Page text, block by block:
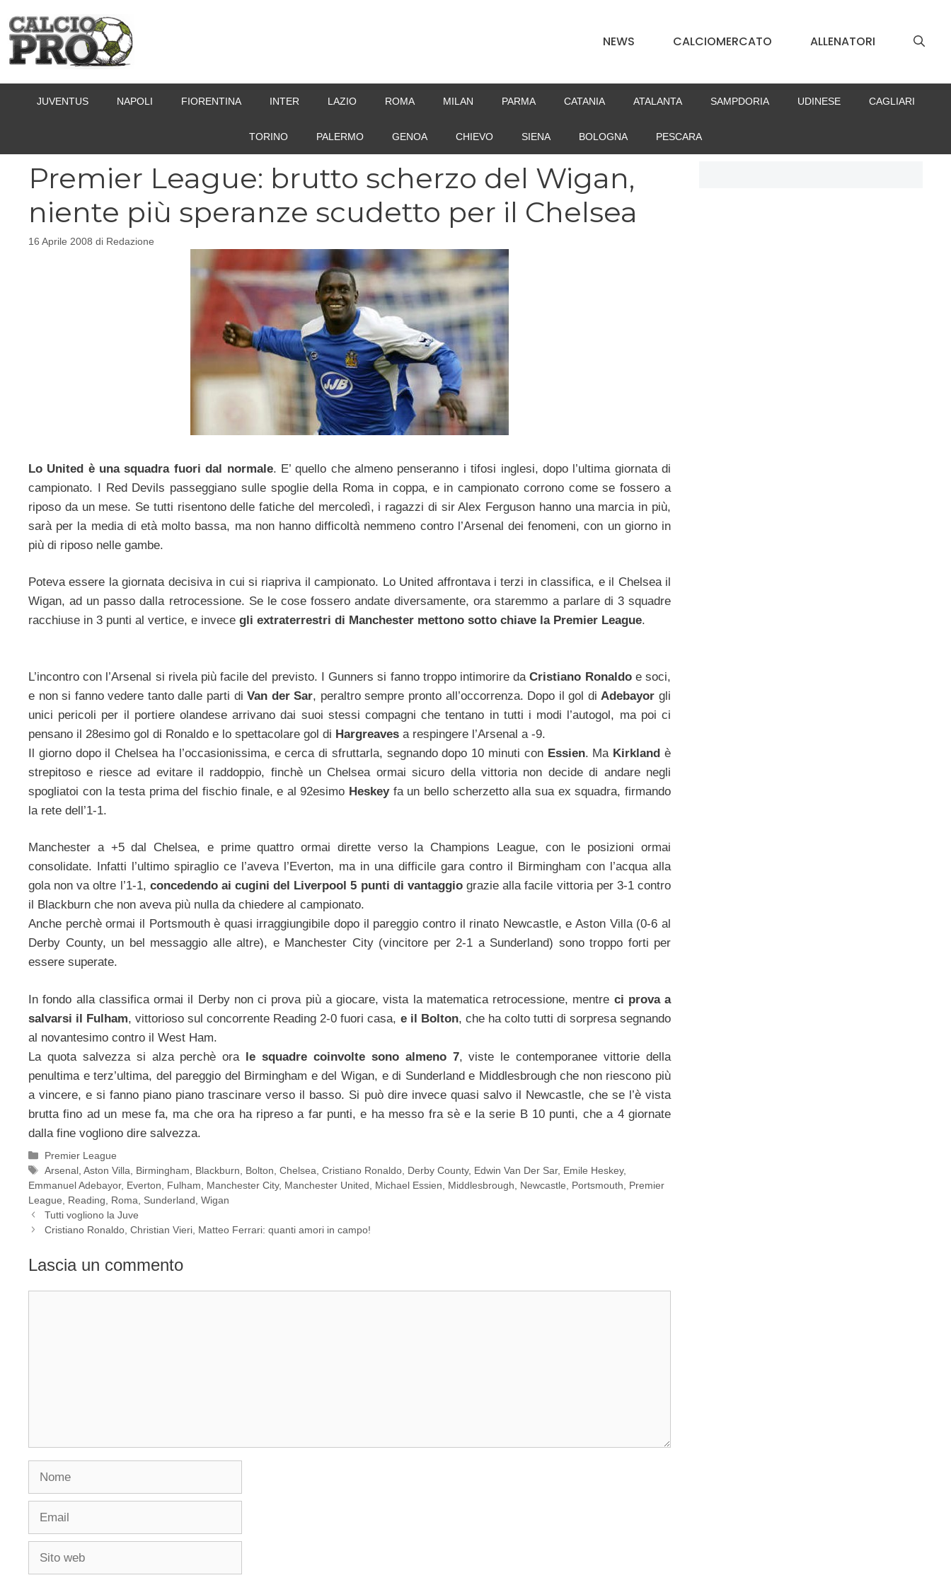
contenuto
NEWS CALCIOMERCATO ALLENATORI
JUVENTUS NAPOLI FIORENTINA INTER LAZIO ROMA MILAN PARMA CATANIA ATALANTA SAMPDORIA UDINESE CAGLIARI
TORINO PALERMO GENOA CHIEVO SIENA BOLOGNA PESCARA
Premier League: brutto scherzo del Wigan,
niente più speranze scudetto per il Chelsea
16 Aprile 2008 di Redazione
Lo United è una squadra fuori dal normale. E’ quello che almeno penseranno i tifosi inglesi, dopo l’ultima giornata di
campionato. I Red Devils passeggiano sulle spoglie della Roma in coppa, e in campionato corrono come se fossero a
riposo da un mese. Se tutti risentono delle fatiche del mercoledì, i ragazzi di sir Alex Ferguson hanno una marcia in più,
sarà per la media di età molto bassa, ma non hanno difficoltà nemmeno contro l’Arsenal dei fenomeni, con un giorno in
più di riposo nelle gambe.
Poteva essere la giornata decisiva in cui si riapriva il campionato. Lo United affrontava i terzi in classifica, e il Chelsea il
Wigan, ad un passo dalla retrocessione. Se le cose fossero andate diversamente, ora staremmo a parlare di 3 squadre
racchiuse in 3 punti al vertice, e invece gli extraterrestri di Manchester mettono sotto chiave la Premier League.
L’incontro con l’Arsenal si rivela più facile del previsto. I Gunners si fanno troppo intimorire da Cristiano Ronaldo e soci,
e non si fanno vedere tanto dalle parti diVan der Sar, peraltro sempre pronto all’occorrenza. Dopo il gol di Adebayorgli
unici pericoli per il portiere olandese arrivano dai suoi stessi compagni che tentano in tutti i modi l’autogol, ma poi ci
pensano il 28esimo gol di Ronaldo e lo spettacolare gol di Hargreaves a respingere l’Arsenal a -9.
Il giorno dopo il Chelsea ha l’occasionissima, e cerca di sfruttarla, segnando dopo 10 minuti con Essien. Ma Kirklandè
strepitoso e riesce ad evitare il raddoppio, finchè un Chelsea ormai sicuro della vittoria non decide di andare negli
spogliatoi con la testa prima del fischio finale, e al 92esimo Heskey fa un bello scherzetto alla sua ex squadra, firmando
la rete dell’1-1.
Manchester a +5 dal Chelsea, e prime quattro ormai dirette verso la Champions League, con le posizioni ormai
consolidate. Infatti l’ultimo spiraglio ce l’aveva l’Everton, ma in una difficile gara contro il Birmingham con l’acqua alla
gola non va oltre l’1-1, concedendo ai cugini del Liverpool 5 punti di vantaggiograzie alla facile vittoria per 3-1 contro
il Blackburn che non aveva più nulla da chiedere al campionato.
Anche perchè ormai il Portsmouth è quasi irraggiungibile dopo il pareggio contro il rinato Newcastle, e Aston Villa (0-6 al
Derby County, un bel messaggio alle altre), e Manchester City (vincitore per 2-1 a Sunderland) sono troppo forti per
essere superate.
In fondo alla classifica ormai il Derby non ci prova più a giocare, vista la matematica retrocessione, mentre ci prova a
salvarsi il Fulham, vittorioso sul concorrente Reading 2-0 fuori casa, e il Bolton, che ha colto tutti di sorpresa segnando
al novantesimo contro il West Ham.
La quota salvezza si alza perchè ora le squadre coinvolte sono almeno 7, viste le contemporanee vittorie della
penultima e terz’ultima, del pareggio del Birmingham e del Wigan, e di Sunderland e Middlesbrough che non riescono più
a vincere, e si fanno piano piano trascinare verso il basso. Si può dire invece quasi salvo il Newcastle, che se l’è vista
brutta fino ad un mese fa, ma che ora ha ripreso a far punti, e ha messo fra sè e la serie B 10 punti, che a 4 giornate
dalla fine vogliono dire salvezza.
Categorie
Premier League
Tag
Arsenal ,Aston Villa Birmingham Blackburn Bolton ,Chelsea ,Cristiano Ronaldo Derby County, Edwin Van Der Sar, Emile Heskey,
Emmanuel Adebayor, Everton Fulham Manchester City, Manchester United Michael Essien Middlesbrough Newcastle Portsmouth
Premier
League
Reading Roma Sunderland Wigan
Tutti vogliono la Juve
Cristiano Ronaldo, Christian Vieri, Matteo Ferrari: quanti amori in campo!
Lascia un commento
Nome
Email
Sito